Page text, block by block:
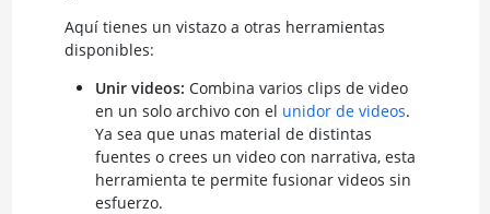
Aquí tienes un vistazo a otras herramientas
disponibles:
Unir videos: Combina varios clips de video
en un solo archivo con el unidor de videos.
Ya sea que unas material de distintas
fuentes o crees un video con narrativa, esta
herramienta te permite fusionar videos sin
esfuerzo.